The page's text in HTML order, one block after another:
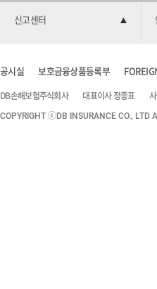
신고센터
공시실 보호금융상품등록부
DB손해보험주식회사 대표이사 정종표
COPYRIGHT ⓒDB INSURANCE CO., LTD